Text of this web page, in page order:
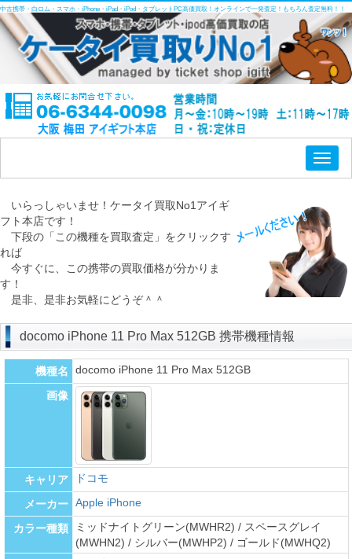
中古携帯・白ロム・スマホ・iPhone・iPad・iPod・タブレットPC高価買取！オンラインで一発査定！もちろん査定無料！！
いらっしゃいませ！ケータイ買取No1アイギ
フト本店です！
下段の「この機種を買取査定」をクリックす
れば
今すぐに、この携帯の買取価格が分かりま
す！
是非、是非お気軽にどうぞ＾＾
docomo iPhone 11 Pro Max 512GB 携帯機種情報
機種名 docomo iPhone 11 Pro Max 512GB
画像
キャリア ドコモ
メーカー Apple iPhone
カラー種類
ミッドナイトグリーン(MWHR2) / スペースグレイ
(MWHN2) / シルバー(MWHP2) / ゴールド(MWHQ2)